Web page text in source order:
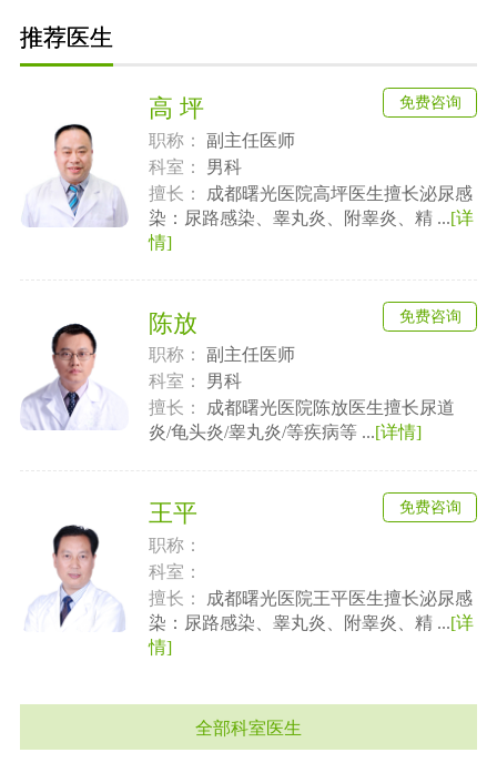
推荐医生
高 坪
职称：
副主任医师
科室：
男科
擅长：
成都曙光医院高坪医生擅长泌尿感
染：尿路感染、睾丸炎、附睾炎、精 ...[详
情]
免费咨询
陈放
职称：
副主任医师
科室：
男科
擅长：
成都曙光医院陈放医生擅长尿道
炎/龟头炎/睾丸炎/等疾病等 ...[详情]
免费咨询
王平
职称：
科室：
擅长：
成都曙光医院王平医生擅长泌尿感
染：尿路感染、睾丸炎、附睾炎、精 ...[详
情]
免费咨询
全部科室医生